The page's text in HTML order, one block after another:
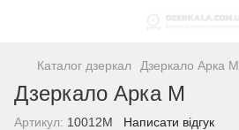
Каталог дзеркал Дзеркало Арка M
Дзеркало Арка M
Артикул: 10012M Написати відгук